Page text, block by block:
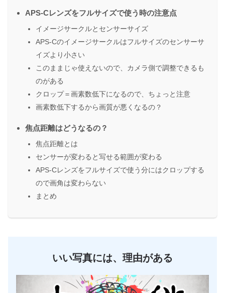
APS-Cレンズをフルサイズで使う時の注意点
イメージサークルとセンサーサイズ
APS-Cのイメージサークルはフルサイズのセンサーサ
イズより小さい
このままじゃ使えないので、カメラ側で調整できるも
のがある
クロップ＝画素数低下になるので、ちょっと注意
画素数低下するから画質が悪くなるの？
焦点距離はどうなるの？
焦点距離とは
センサーが変わると写せる範囲が変わる
APS-Cレンズをフルサイズで使う分にはクロップする
ので画角は変わらない
まとめ
いい写真には、理由がある